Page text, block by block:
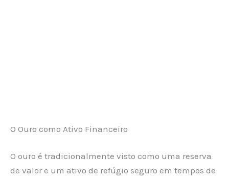
O Ouro como Ativo Financeiro
O ouro é tradicionalmente visto como uma reserva
de valor e um ativo de refúgio seguro em tempos de